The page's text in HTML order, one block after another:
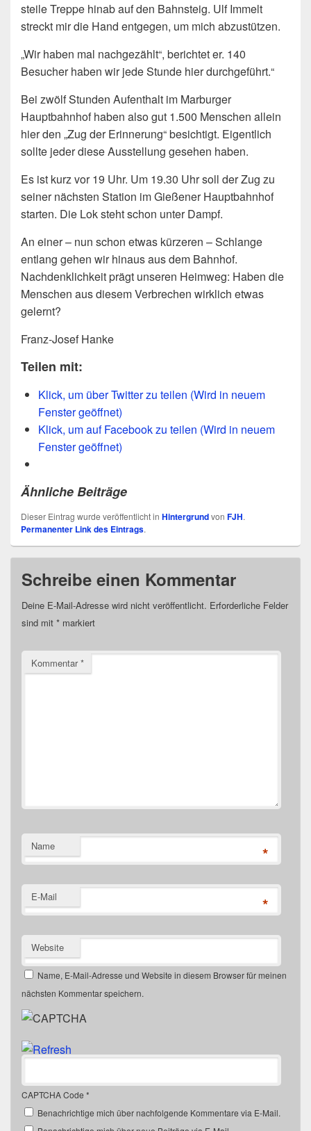
steile Treppe hinab auf den Bahnsteig. Ulf Immelt
streckt mir die Hand entgegen, um mich abzustützen.
„Wir haben mal nachgezählt“, berichtet er. 140
Besucher haben wir jede Stunde hier durchgeführt.“
Bei zwölf Stunden Aufenthalt im Marburger
Hauptbahnhof haben also gut 1.500 Menschen allein
hier den „Zug der Erinnerung“ besichtigt. Eigentlich
sollte jeder diese Ausstellung gesehen haben.
Es ist kurz vor 19 Uhr. Um 19.30 Uhr soll der Zug zu
seiner nächsten Station im Gießener Hauptbahnhof
starten. Die Lok steht schon unter Dampf.
An einer – nun schon etwas kürzeren – Schlange
entlang gehen wir hinaus aus dem Bahnhof.
Nachdenklichkeit prägt unseren Heimweg: Haben die
Menschen aus diesem Verbrechen wirklich etwas
gelernt?
Franz-Josef Hanke
Teilen mit:
Klick, um über Twitter zu teilen (Wird in neuem
Fenster geöffnet)
Klick, um auf Facebook zu teilen (Wird in neuem
Fenster geöffnet)
Ähnliche Beiträge
Dieser Eintrag wurde veröffentlicht in Hintergrundvon FJH.
Permanenter Link des Eintrags.
Schreibe einen Kommentar
Deine E-Mail-Adresse wird nicht veröffentlicht. Erforderliche Felder
sind mit * markiert
Kommentar*
Name *
E-Mail *
Website
Name, E-Mail-Adresse und Website in diesem Browser für meinen
nächsten Kommentar speichern.
CAPTCHA Code *
Benachrichtige mich über nachfolgende Kommentare via E-Mail.